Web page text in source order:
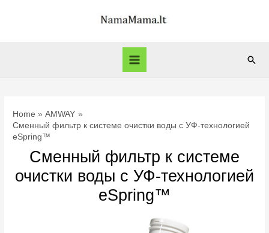
Main
Home
AMWAY
Сменный фильтр к cистеме очистки воды с УФ-технологией
eSpring™
Сменный фильтр к cистеме
очистки воды с УФ-технологией
eSpring™